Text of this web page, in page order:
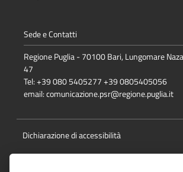
Sede e Contatti
Regione Puglia - 70100 Bari, Lungomare
47
Tel: +39 080 5405277 +39 0805405056
email:comunicazione.psr@regione.puglia.it
Dichiarazione di accessibilità
Note Legali